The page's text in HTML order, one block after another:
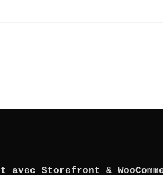
avec Storefront &